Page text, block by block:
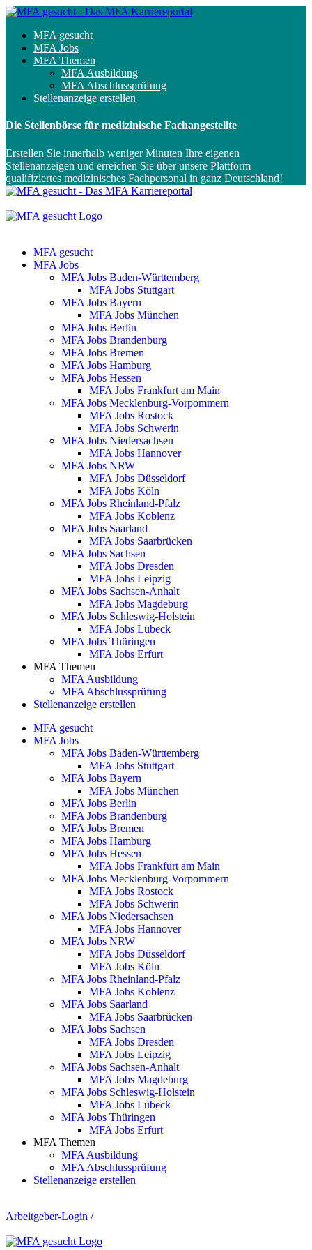
MFA gesucht
MFA Jobs
MFA Themen
MFA Ausbildung
MFA Abschlussprüfung
Stellenanzeige erstellen
Die Stellenbörse für medizinische Fachangestellte
Erstellen Sie innerhalb weniger Minuten Ihre eigenen
Stellenanzeigen und erreichen Sie über unsere Plattform
qualifiziertes medizinisches Fachpersonal in ganz Deutschland!
MFA gesucht
MFA Jobs
MFA Jobs Baden-Württemberg
MFA Jobs Stuttgart
MFA Jobs Bayern
MFA Jobs München
MFA Jobs Berlin
MFA Jobs Brandenburg
MFA Jobs Bremen
MFA Jobs Hamburg
MFA Jobs Hessen
MFA Jobs Frankfurt am Main
MFA Jobs Mecklenburg-Vorpommern
MFA Jobs Rostock
MFA Jobs Schwerin
MFA Jobs Niedersachsen
MFA Jobs Hannover
MFA Jobs NRW
MFA Jobs Düsseldorf
MFA Jobs Köln
MFA Jobs Rheinland-Pfalz
MFA Jobs Koblenz
MFA Jobs Saarland
MFA Jobs Saarbrücken
MFA Jobs Sachsen
MFA Jobs Dresden
MFA Jobs Leipzig
MFA Jobs Sachsen-Anhalt
MFA Jobs Magdeburg
MFA Jobs Schleswig-Holstein
MFA Jobs Lübeck
MFA Jobs Thüringen
MFA Jobs Erfurt
MFA Themen
MFA Ausbildung
MFA Abschlussprüfung
Stellenanzeige erstellen
MFA gesucht
MFA Jobs
MFA Jobs Baden-Württemberg
MFA Jobs Stuttgart
MFA Jobs Bayern
MFA Jobs München
MFA Jobs Berlin
MFA Jobs Brandenburg
MFA Jobs Bremen
MFA Jobs Hamburg
MFA Jobs Hessen
MFA Jobs Frankfurt am Main
MFA Jobs Mecklenburg-Vorpommern
MFA Jobs Rostock
MFA Jobs Schwerin
MFA Jobs Niedersachsen
MFA Jobs Hannover
MFA Jobs NRW
MFA Jobs Düsseldorf
MFA Jobs Köln
MFA Jobs Rheinland-Pfalz
MFA Jobs Koblenz
MFA Jobs Saarland
MFA Jobs Saarbrücken
MFA Jobs Sachsen
MFA Jobs Dresden
MFA Jobs Leipzig
MFA Jobs Sachsen-Anhalt
MFA Jobs Magdeburg
MFA Jobs Schleswig-Holstein
MFA Jobs Lübeck
MFA Jobs Thüringen
MFA Jobs Erfurt
MFA Themen
MFA Ausbildung
MFA Abschlussprüfung
Stellenanzeige erstellen
Arbeitgeber-Login /